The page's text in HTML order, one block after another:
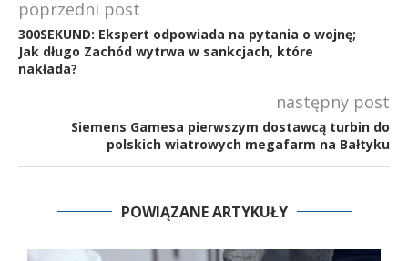
poprzedni post
300SEKUND: Ekspert odpowiada na pytania o wojnę;
Jak długo Zachód wytrwa w sankcjach, które
nakłada?
następny post
Siemens Gamesa pierwszym dostawcą turbin do
polskich wiatrowych megafarm na Bałtyku
POWIĄZANE ARTYKUŁY